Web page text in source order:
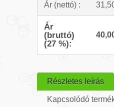
Ár (nettó) :
Ár
(bruttó)
(27 %):
Részletes leírás
Kapcsolódó